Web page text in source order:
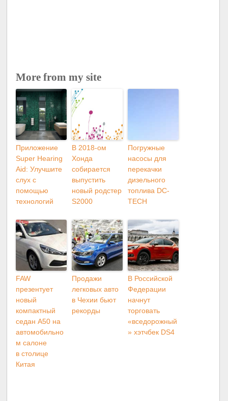
More from my site
Приложение
Super Hearing
Aid: Улучшите
слух с
помощью
технологий
В 2018-ом
Хонда
собирается
выпустить
новый родстер
S2000
Погружные
насосы для
перекачки
дизельного
топлива DC-
TECH
FAW
презентует
новый
компактный
седан A50 на
автомобильно
м салоне
в столице
Китая
Продажи
легковых авто
в Чехии бьют
рекорды
В Российской
Федерации
начнут
торговать
«вседорожный
» хэтчбек DS4